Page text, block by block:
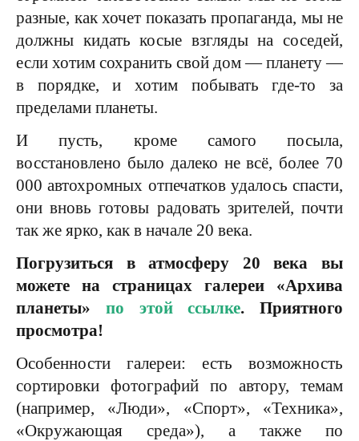
разные, как хочет показать пропаганда, мы не
должны кидать косые взгляды на соседей,
если хотим сохранить свой дом — планету —
в порядке, и хотим побывать где-то за
пределами планеты.
И пусть, кроме самого посыла,
восстановлено было далеко не всё, более 70
000 автохромных отпечатков удалось спасти,
они вновь готовы радовать зрителей, почти
так же ярко, как в начале 20 века.
Погрузиться в атмосферу 20 века вы
можете на страницах галереи «Архива
планеты» по этой ссылке. Приятного
просмотра!
Особенности галереи: есть возможность
сортировки фотографий по автору, темам
(например, «Люди», «Спорт», «Техника»,
«Окружающая среда»), а также по